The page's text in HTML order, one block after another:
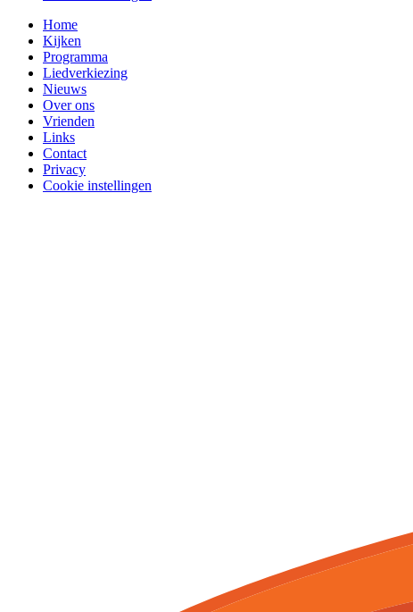
Home
Kijken
Programma
Liedverkiezing
Nieuws
Over ons
Vrienden
Links
Contact
Privacy
Cookie instellingen